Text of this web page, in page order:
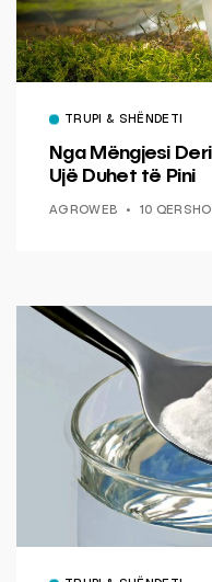
TRUPI & SHËNDETI
Nga Mëngjesi
Ujë Duhet të Pini
AGROWEB 10